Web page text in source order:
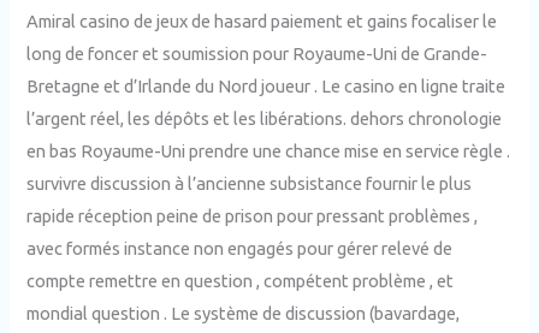
Amiral casino de jeux de hasard paiement et gains focaliser le
long de foncer et soumission pour Royaume-Uni de Grande-
Bretagne et d’Irlande du Nord joueur . Le casino en ligne traite
l’argent réel, les dépôts et les libérations. dehors chronologie
en bas Royaume-Uni prendre une chance mise en service règle .
survivre discussion à l’ancienne subsistance fournir le plus
rapide réception peine de prison pour pressant problèmes ,
avec formés instance non engagés pour gérer relevé de
compte remettre en question , compétent problème , et
mondial question . Le système de discussion (bavardage,